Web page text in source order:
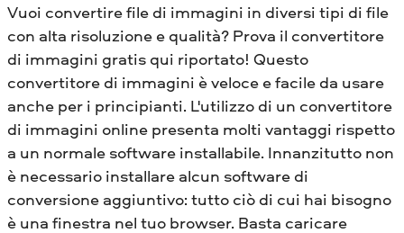
Vuoi convertire file di immagini in diversi tipi di file
con alta risoluzione e qualità? Prova il convertitore
di immagini gratis qui riportato! Questo
convertitore di immagini è veloce e facile da usare
anche per i principianti. L'utilizzo di un convertitore
di immagini online presenta molti vantaggi rispetto
a un normale software installabile. Innanzitutto non
è necessario installare alcun software di
conversione aggiuntivo: tutto ciò di cui hai bisogno
è una finestra nel tuo browser. Basta caricare